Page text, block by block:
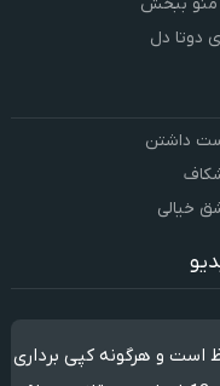
دوتا دل
داشتن
خیالی
است و هرگونه کپی برداری